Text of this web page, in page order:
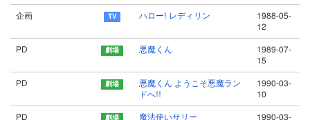
企画 ハロー! レディリン
1988-05-
12
PD 悪魔くん
1989-07-
15
PD
悪魔くん ようこそ悪魔ラン
ドへ!!
1990-03-
10
PD 魔法使いサリー 1990-03-